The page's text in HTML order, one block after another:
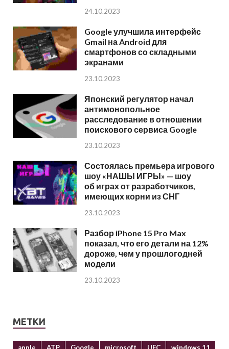
24.10.2023
Google улучшила интерфейс
Gmail на Android для
смартфонов со складными
экранами
23.10.2023
Японский регулятор начал
антимонопольное
расследование в отношении
поискового сервиса Google
23.10.2023
Состоялась премьера игрового
шоу «НАШЫ ИГРЫ» — шоу
об играх от разработчиков,
имеющих корни из СНГ
23.10.2023
Разбор iPhone 15 Pro Max
показал, что его детали на 12%
дороже, чем у прошлогодней
модели
23.10.2023
МЕТКИ